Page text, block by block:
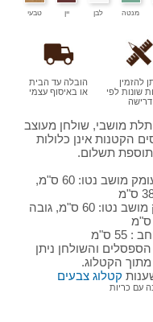
לבן
לפי
הובלה עד הבית
או באיסוף עצמי
מושבי, שולחן מעוצב
אינן כלולות
תשלום.
ספסל תלת מושבי: אורך: 1.80 מ', עומק מושב נטו: 60 ס"מ,
ספסל דו מושבי: אורך: 1.20 מ', עומק מושב נטו: 60 ס"מ, גובה
והשולחן ניתן
הקטלוג.
קטלוג צבעים